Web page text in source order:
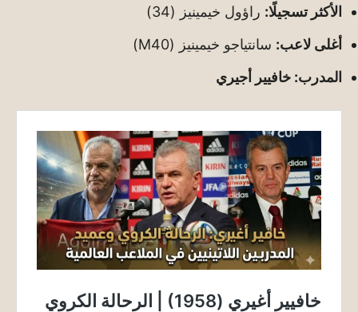
الأكثر تسجيلًا: راؤول خيمينيز (34)
أغلى لاعب: سانتياجو خيمينيز (M40)
المدرب: خافيير أجيري